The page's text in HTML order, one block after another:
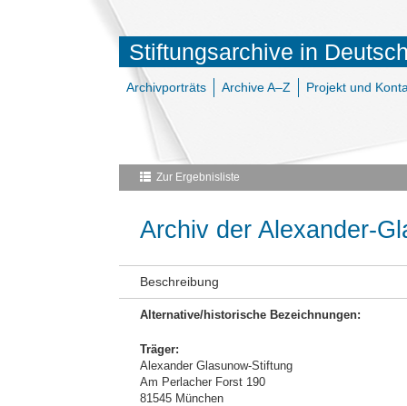
Stiftungsarchive in
Archivporträts Archive A–Z Projekt und
Zur Ergebnisliste
Archiv der Alexander-
Beschreibung
Alternative/historische Bezeichnungen:
Träger:
Alexander Glasunow-Stiftung
Am Perlacher Forst 190
81545 München